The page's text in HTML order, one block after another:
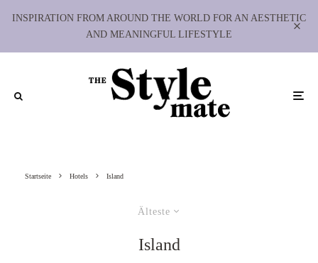
INSPIRATION FROM AROUND THE WORLD FOR AN AESTHETIC
AND MEANINGFUL LIFESTYLE
Startseite Hotels Island
Älteste
Island